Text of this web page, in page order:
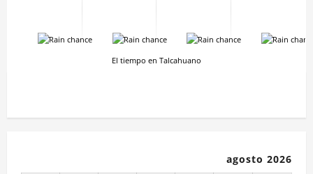
- - - -
El tiempo en Talcahuano
agosto 2026